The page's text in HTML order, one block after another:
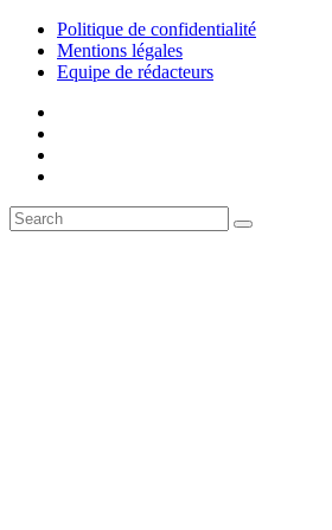
Politique de confidentialité
Mentions légales
Equipe de rédacteurs